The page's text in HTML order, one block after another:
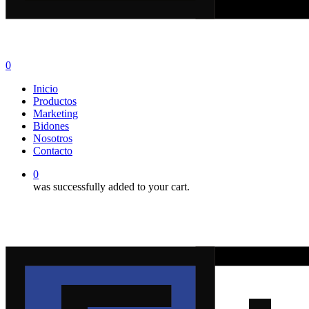
0
Inicio
Productos
Marketing
Bidones
Nosotros
Contacto
0
was successfully added to your cart.